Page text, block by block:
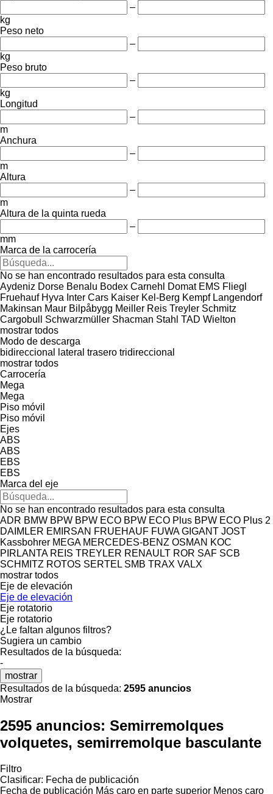
–
kg
Peso neto
–
kg
Peso bruto
–
kg
Longitud
–
m
Anchura
–
m
Altura
–
m
Altura de la quinta rueda
–
mm
Marca de la carrocería
No se han encontrado resultados para esta consulta
Aydeniz Dorse Benalu Bodex Carnehl Domat EMS Fliegl
Fruehauf Hyva Inter Cars Kaiser Kel-Berg Kempf Langendorf
Makinsan Maur Bilpåbygg Meiller Reis Treyler Schmitz
Cargobull
Schwarzmüller Shacman Stahl TAD Wielton
mostrar todos
Modo de descarga
bidireccional
lateral trasero tridireccional
mostrar todos
Carrocería
Mega
Mega
Piso móvil
Piso móvil
Ejes
ABS
ABS
EBS
EBS
Marca del eje
No se han encontrado resultados para esta consulta
ADR BMW BPW BPW ECO BPW ECO Plus BPW ECO Plus 2
DAIMLER EMIRSAN FRUEHAUF FUWA GIGANT JOST
Kassbohrer MEGA MERCEDES-BENZ OSMAN KOC
PIRLANTA REIS TREYLER RENAULT ROR SAF SCB
SCHMITZ ROTOS SERTEL SMB TRAX VALX
mostrar todos
Eje de elevación
Eje de elevación
Eje rotatorio
Eje rotatorio
¿Le faltan algunos filtros?
Sugiera un cambio
Resultados de la búsqueda:
-
mostrar
Resultados de la búsqueda: 2595 anuncios
Mostrar
2595 anuncios: Semirremolques
volquetes, semirremolque basculante
Filtro
Clasificar: Fecha de publicación
Fecha de publicación Más caro en parte superior Menos caro